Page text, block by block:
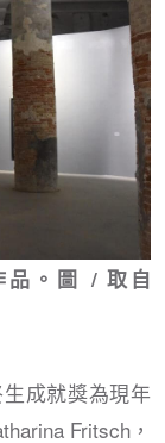
品。圖 / 取自
成就獎為現年
Fritsch，